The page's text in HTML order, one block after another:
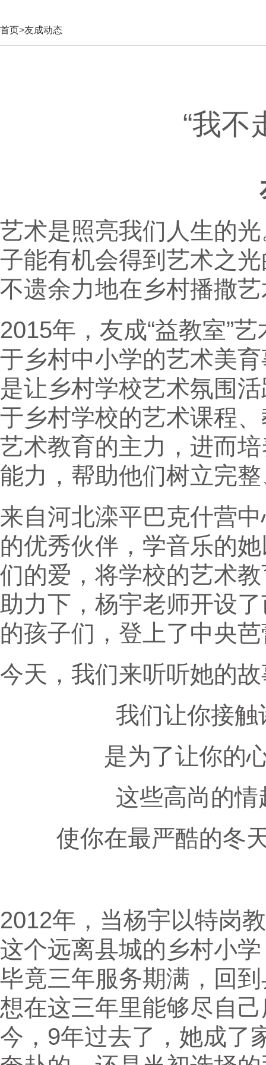
首页>友成动态
“我不
艺术是照亮我们人生的
子能有机会得到艺术之
不遗余力地在乡村播撒
2015年，友成“益教室”
于乡村中小学的艺术美
是让乡村学校艺术氛围
于乡村学校的艺术课程
艺术教育的主力，进而
能力，帮助他们树立完
来自河北滦平巴克什营
的优秀伙伴，学音乐的
们的爱，将学校的艺术
助力下，杨宇老师开设
的孩子们，登上了中央
今天，我们来听听她的
我们让你接
是为了让你的
这些高尚的
使你在最严酷的冬
2012年，当杨宇以特岗
这个远离县城的乡村小
毕竟三年服务期满，回
想在这三年里能够尽自
今，9年过去了，她成了